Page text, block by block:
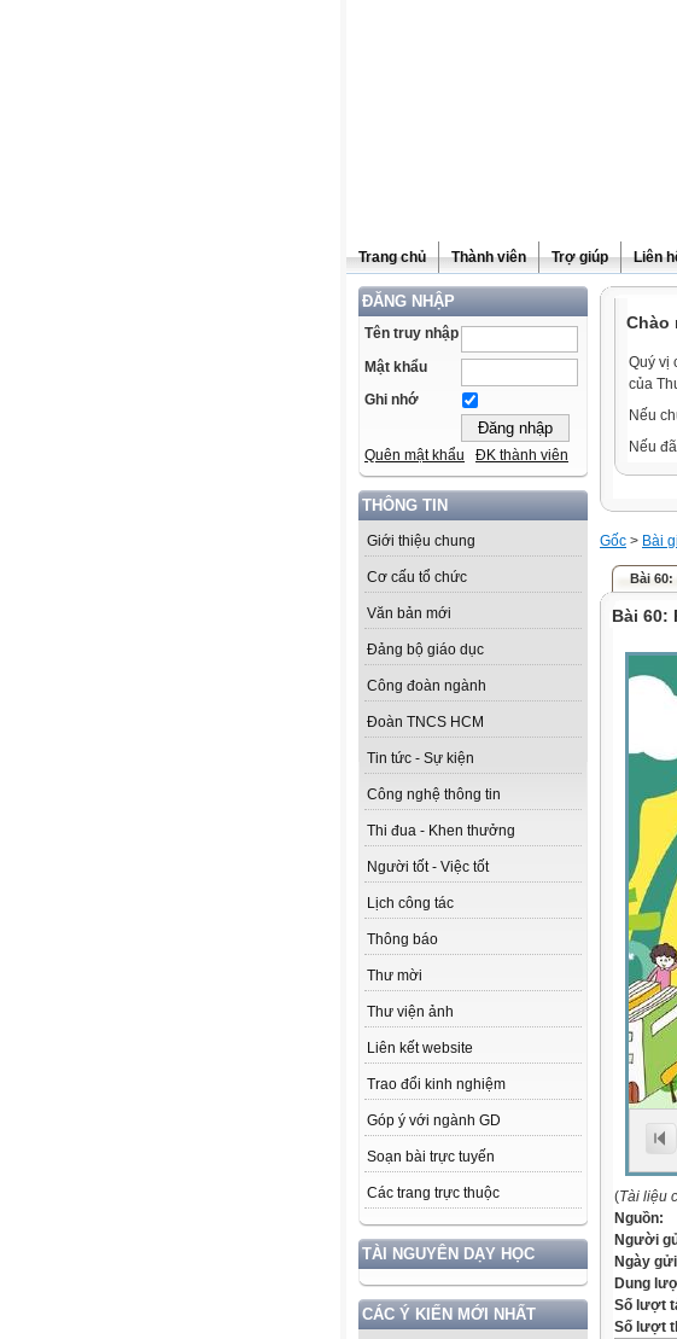
Trang chủ Thành viên Trợ giúp Liên
ĐĂNG NHẬP
Tên truy nhập
Mật khẩu
Ghi nhớ
Quên mật khẩu ĐK thành viên
THÔNG TIN
Giới thiệu chung
Cơ cấu tổ chức
Văn bản mới
Đảng bộ giáo dục
Công đoàn ngành
Đoàn TNCS HCM
Tin tức - Sự kiện
Công nghệ thông tin
Thi đua - Khen thưởng
Người tốt - Việc tốt
Lịch công tác
Thông báo
Thư mời
Thư viện ảnh
Liên kết website
Trao đổi kinh nghiệm
Góp ý với ngành GD
Soạn bài trực tuyến
Các trang trực thuộc
TÀI NGUYÊN DẠY HỌC
CÁC Ý KIẾN MỚI NHẤT
Chào
Quý vị
của
Nếu
Nếu
Gốc > Bài
Bài 60:
Bài 60:
(Tài liệu
Nguồn:
Người
Ngày
Dung
Số lượt
Số lượt